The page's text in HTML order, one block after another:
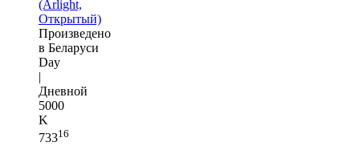
(Arlight,
Открытый)
Произведено
в Беларуси
Day
|
Дневной
5000
K
73316